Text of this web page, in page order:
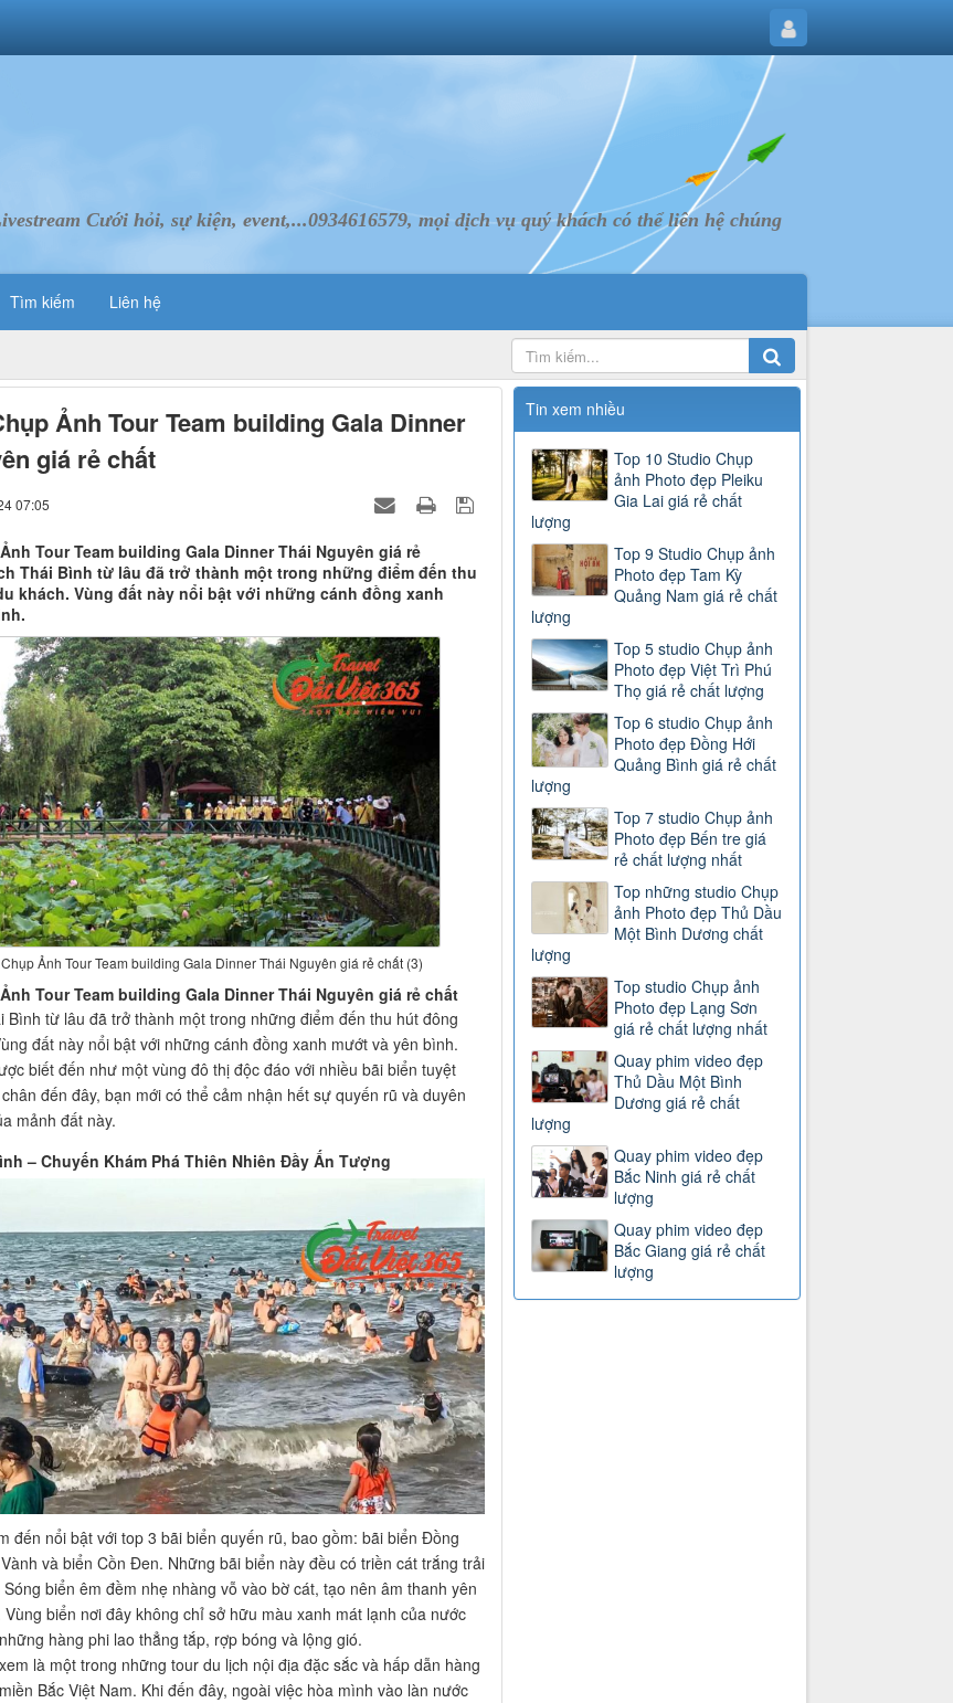
Cưới hỏi, sự kiện, event,...0934616579, mọi dịch vụ quý khách có thể liên hệ chúng
Tìm kiếm Liên hệ
Ảnh Tour Team building Gala Dinner
giá rẻ chất
07:05
Tour Team building Gala Dinner Thái Nguyên giá rẻ
Thái Bình từ lâu đã trở thành một trong những điểm đến thu
khách. Vùng đất này nổi bật với những cánh đồng xanh
Ảnh Tour Team building Gala Dinner Thái Nguyên giá rẻ chất (3)
Tour Team building Gala Dinner Thái Nguyên giá rẻ chất
Bình từ lâu đã trở thành một trong những điểm đến thu hút đông
đất này nổi bật với những cánh đồng xanh mướt và yên bình.
biết đến như một vùng đô thị độc đáo với nhiều bãi biển tuyệt
đến đây, bạn mới có thể cảm nhận hết sự quyến rũ và duyên
mảnh đất này.
– Chuyến Khám Phá Thiên Nhiên Đầy Ấn Tượng
đến nổi bật với top 3 bãi biển quyến rũ, bao gồm: bãi biển Đồng
và biển Cồn Đen. Những bãi biển này đều có triền cát trắng trải
biển êm đềm nhẹ nhàng vỗ vào bờ cát, tạo nên âm thanh yên
biển nơi đây không chỉ sở hữu màu xanh mát lạnh của nước
hàng phi lao thẳng tắp, rợp bóng và lộng gió.
là một trong những tour du lịch nội địa đặc sắc và hấp dẫn hàng
Bắc Việt Nam. Khi đến đây, ngoài việc hòa mình vào làn nước
Tin xem nhiều
Top 10 Studio Chụp
ảnh Photo đẹp Pleiku
Gia Lai giá rẻ chất
lượng
Top 9 Studio Chụp ảnh
Photo đẹp Tam Kỳ
Quảng Nam giá rẻ chất
lượng
Top 5 studio Chụp ảnh
Photo đẹp Việt Trì Phú
Thọ giá rẻ chất lượng
Top 6 studio Chụp ảnh
Photo đẹp Đồng Hới
Quảng Bình giá rẻ chất
lượng
Top 7 studio Chụp ảnh
Photo đẹp Bến tre giá
rẻ chất lượng nhất
Top những studio Chụp
ảnh Photo đẹp Thủ Dầu
Một Bình Dương chất
lượng
Top studio Chụp ảnh
Photo đẹp Lạng Sơn
giá rẻ chất lượng nhất
Quay phim video đẹp
Thủ Dầu Một Bình
Dương giá rẻ chất
lượng
Quay phim video đẹp
Bắc Ninh giá rẻ chất
lượng
Quay phim video đẹp
Bắc Giang giá rẻ chất
lượng